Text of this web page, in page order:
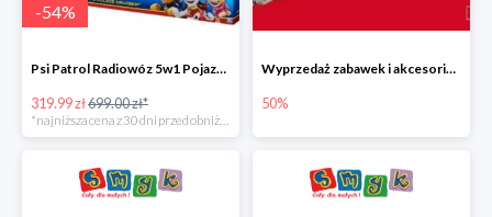
-54%
Psi Patrol Radiowóz 5w1 Pojazd ratunkowy z figurką Chase'a
319.99 zł699.00 zł*
Wyprzedaż zabawek i akcesoriów niemowlęcych w Smyku do -50%
50%